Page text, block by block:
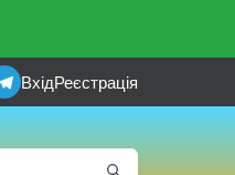
ВхідРеєстрація